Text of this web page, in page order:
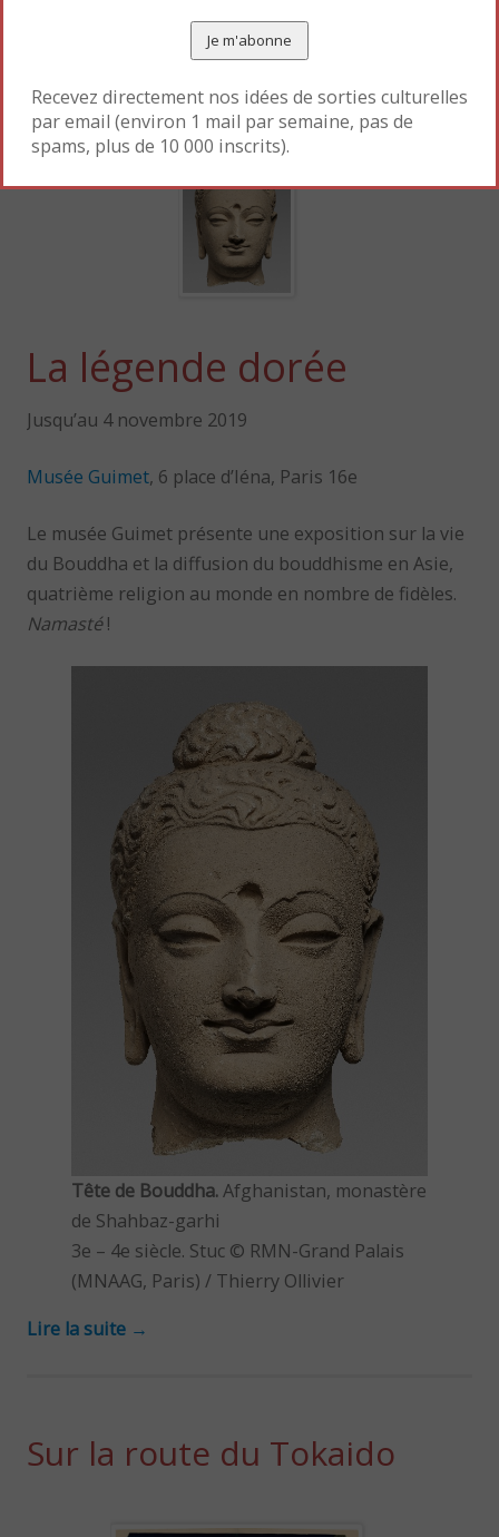
La légende dorée
Jusqu’au 4 novembre 2019
Musée Guimet, 6 place d’Iéna, Paris 16e
Le musée Guimet présente une exposition sur la vie
du Bouddha et la diffusion du bouddhisme en Asie,
quatrième religion au monde en nombre de fidèles.
Namasté!
Tête de Bouddha.Afghanistan, monastère
de Shahbaz-garhi
3e – 4e siècle. Stuc © RMN-Grand Palais
(MNAAG, Paris) / Thierry Ollivier
Lire la suite →
Sur la route du Tokaido
Recevez directement nos idées de sorties culturelles
par email (environ 1 mail par semaine, pas de
spams, plus de 10 000 inscrits).